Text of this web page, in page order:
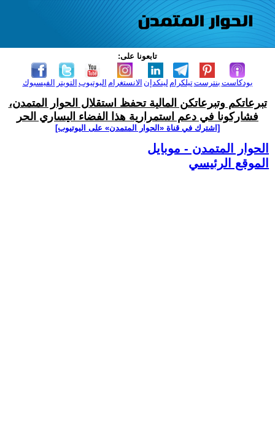
تابعونا على:
الفيسبوك التويتر اليوتيوب الانستغرام لينكدإن تيلكرامبنترست بودكاست
تبرعاتكم وتبرعاتكن المالية تحفظ استقلال الحوار المتمدن،
فشاركونا في دعم استمرارية هذا الفضاء اليساري الحر
[اشترك في قناة ‫«الحوار المتمدن» على اليوتيوب]
الحوار المتمدن - موبايل
الموقع الرئيسي